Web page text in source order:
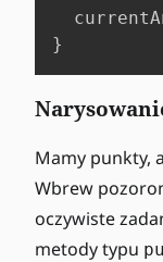
}
Mamy punkty,
Wbrew
oczywiste
metody typu